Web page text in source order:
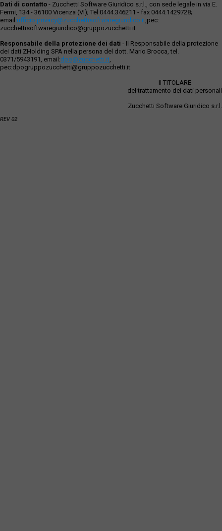
Dati di contatto - Zucchetti Software Giuridico s.r.l., con sede legale in via E.
Fermi, 134 - 36100 Vicenza (VI); Tel 0444.346211 - fax 0444.1429728;
email:ufficio.privacy@zucchettisoftwaregiuridico.it,pec:
zucchettisoftwaregiuridico@gruppozucchetti.it
Responsabile della protezione dei dati - Il Responsabile della protezione
dei dati ZHolding SPA nella persona del dott. Mario Brocca, tel.
0371/5943191, email:dpo@zucchetti.it,
pec:dpogruppozucchetti@gruppozucchetti.it
Il TITOLARE
del trattamento dei dati personali
Zucchetti Software Giuridico s.r.l.
REV 02